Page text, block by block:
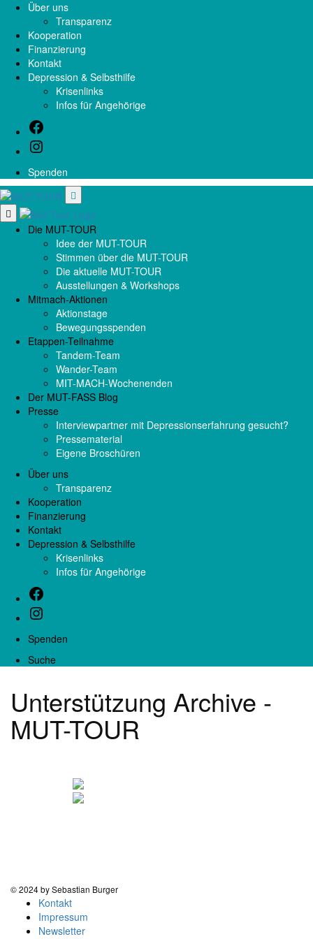
Über uns
Transparenz
Kooperation
Finanzierung
Kontakt
Depression & Selbsthilfe
Krisenlinks
Infos für Angehörige
Spenden
Open
navigation
Close
navigationDie MUT-TOUR
Idee der MUT-TOUR
Stimmen über die MUT-TOUR
Die aktuelle MUT-TOUR
Ausstellungen & Workshops
Mitmach-Aktionen
Aktionstage
Bewegungsspenden
Etappen-Teilnahme
Tandem-Team
Wander-Team
MIT-MACH-Wochenenden
Der MUT-FASS Blog
Presse
Interviewpartner mit Depressionserfahrung gesucht?
Pressematerial
Eigene Broschüren
Über uns
Transparenz
Kooperation
Finanzierung
Kontakt
Depression & Selbsthilfe
Krisenlinks
Infos für Angehörige
Spenden
Suche
Unterstützung Archive -
MUT-TOUR
© 2024 by Sebastian Burger
Kontakt
Impressum
Newsletter
Auch 2026 sind wir wieder mit Tandem- und Wanderteams in
ganz Deutschland unterwegs.
mitzumachen? Dann lies hier weiter.